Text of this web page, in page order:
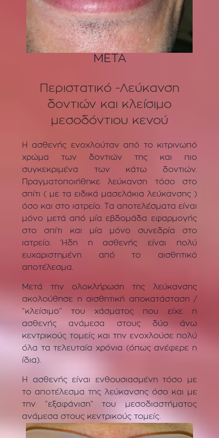
ΜΕΤΑ
Περιστατικό -Λεύκανση
δοντιών και κλείσιμο
μεσοδόντιου κενού
Η ασθενής ενοχλούταν από το κιτρινωπό
χρώμα των δοντιών της και πιο
συγκεκριμένα των κάτω δοντιών.
Πραγματοποιήθηκε λεύκανση τόσο στο
σπίτι ( με τα ειδικά μασελάκια λεύκανσης )
όσο και στο ιατρείο. Τα αποτελέσματα είναι
μόνο μετά από μία εβδομάδα εφαρμογής
στο σπίτι και μία μόνο συνεδρία στο
ιατρείο. Ήδη η ασθενής είναι πολύ
ευχαριστημένη από το αισθητικό
αποτέλεσμα.
Μετά την ολοκλήρωση της λεύκανσης
ακολούθησε η αισθητική αποκατάσταση /
“κλείσιμο” του χάσματος που είχε η
ασθενής ανάμεσα στους δύο άνω
κεντρικούς τομείς και την ενοχλούσε πολύ
όλα τα τελευταία χρόνια (όπως ανέφερε η
ίδια).
Η ασθενής είναι ενθουσιασμένη τόσο με
το αποτέλεσμα της λεύκανσης όσο και με
την “εξαφάνιση” του μεσοδιαστήματος
ανάμεσα στους κεντρικούς τομείς.